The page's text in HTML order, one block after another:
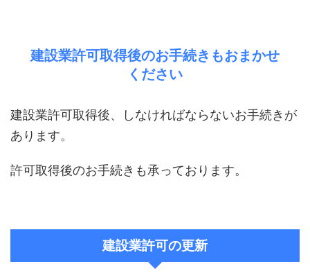
建設業許可取得後のお手続きもおまかせ
ください
建設業許可取得後、しなければならないお手続きが
あります。
許可取得後のお手続きも承っております。
建設業許可の更新